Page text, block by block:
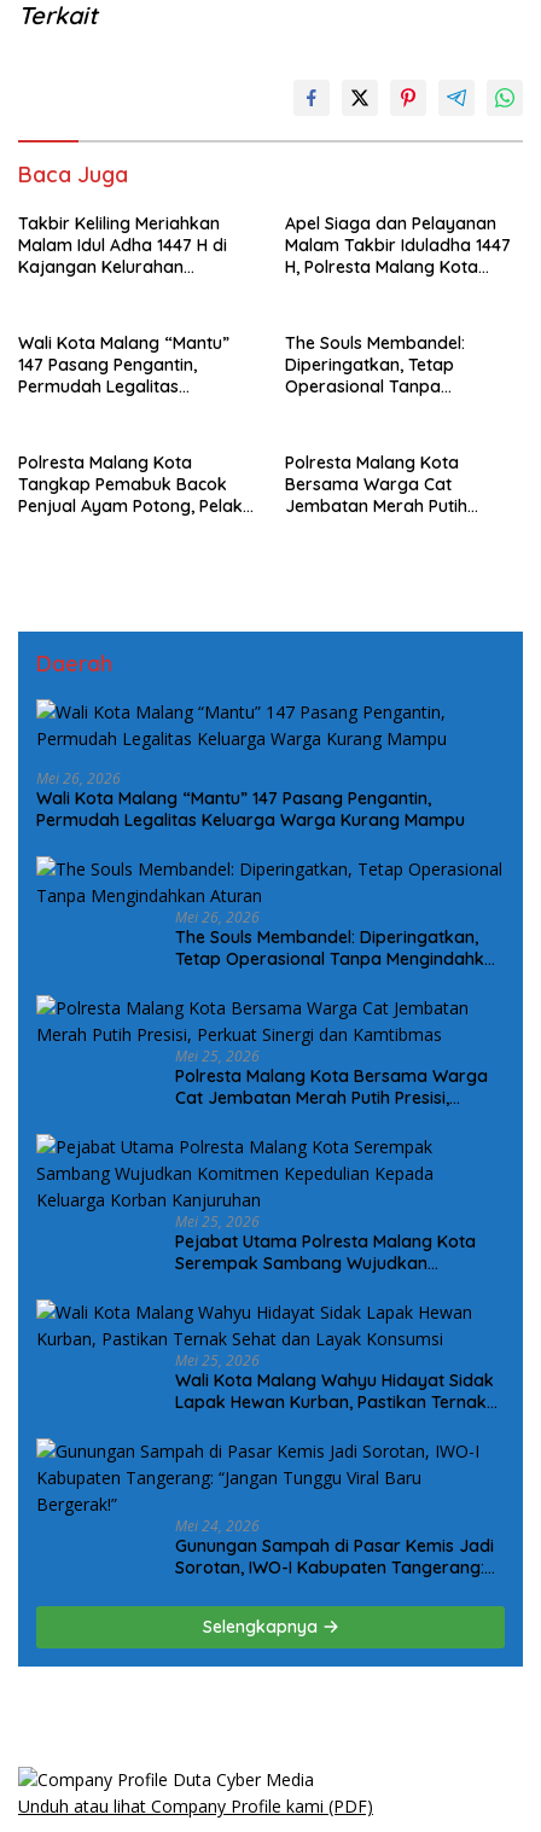
Terkait
Baca Juga
Takbir Keliling Meriahkan
Malam Idul Adha 1447 H di
Kajangan Kelurahan
Apel Siaga dan Pelayanan
Malam Takbir Iduladha 1447
H, Polresta Malang Kota
Kondusivitas
Wali Kota Malang “Mantu”
147 Pasang Pengantin,
Permudah Legalitas
The Souls Membandel:
Diperingatkan, Tetap
Operasional Tanpa
Polresta Malang Kota
Tangkap Pemabuk Bacok
Penjual Ayam Potong, Pelaku
Polresta Malang Kota
Bersama Warga Cat
Jembatan Merah Putih
Daerah
Mei 26, 2026
Wali Kota Malang “Mantu” 147 Pasang Pengantin,
Permudah Legalitas Keluarga Warga Kurang Mampu
Mei 26, 2026
The Souls Membandel: Diperingatkan,
Tetap Operasional Tanpa Mengindahkan
Mei 25, 2026
Polresta Malang Kota Bersama Warga
Cat Jembatan Merah Putih Presisi,
Mei 25, 2026
Pejabat Utama Polresta Malang Kota
Serempak Sambang Wujudkan
Korban Kanjuruhan
Mei 25, 2026
Wali Kota Malang Wahyu Hidayat Sidak
Lapak Hewan Kurban, Pastikan Ternak
Mei 24, 2026
Gunungan Sampah di Pasar Kemis Jadi
Sorotan, IWO-I Kabupaten Tangerang:
Selengkapnya
Unduh atau lihat Company Profile kami (PDF)